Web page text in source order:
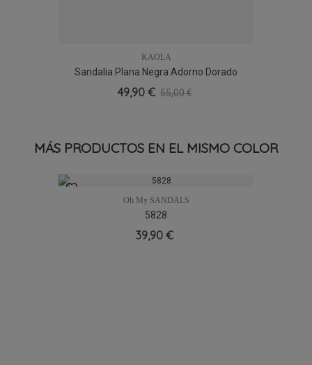
KAOLA
Sandalia Plana Negra Adorno Dorado
Kaola 1650
49,90 € 55,00 €
MÁS PRODUCTOS EN EL MISMO COLOR
Oh My SANDALS
5828
39,90 €